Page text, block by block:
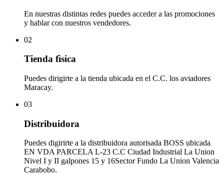
En nuestras distintas redes puedes acceder a las promociones
y hablar con nuestros vendedores.
02
Tienda fìsica
Puedes dirigirte a la tienda ubicada en el C.C. los aviadores
Maracay.
03
Distribuidora
Puedes digirirte a la distribuidora autorisada BOSS ubicada
EN VDA PARCELA L-23 C.C Ciudad Industrial La Union
Nivel I y II galpones 15 y 16Sector Fundo La Union Valencia
Carabobo.